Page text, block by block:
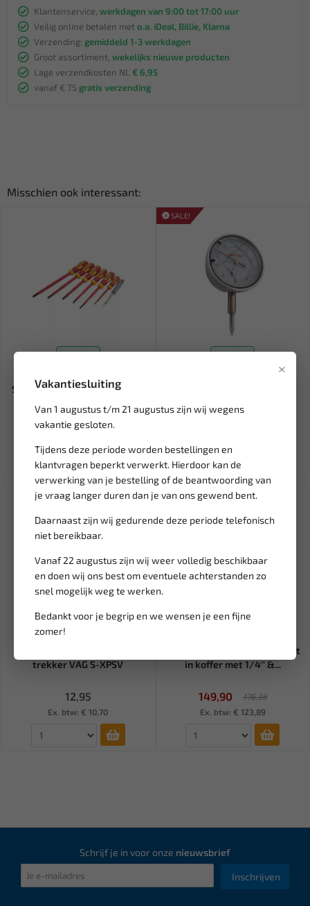
×
Vakantiesluiting
Van 1 augustus t/m 21 augustus zijn wij wegens
vakantie gesloten.
Tijdens deze periode worden bestellingen en
klantvragen beperkt verwerkt. Hierdoor kan de
verwerking van je bestelling of de beantwoording van
je vraag langer duren dan je van ons gewend bent.
Daarnaast zijn wij gedurende deze periode telefonisch
niet bereikbaar.
Vanaf 22 augustus zijn wij weer volledig beschikbaar
en doen wij ons best om eventuele achterstanden zo
snel mogelijk weg te werken.
Bedankt voor je begrip en we wensen je een fijne
zomer!
Klantenservice, werkdagen van 9:00 tot 17:00 uur
Veilig online betalen met o.a. iDeal, Billie, Klarna
Verzending: gemiddeld 1-3 werkdagen
Groot assortiment, wekelijks nieuwe producten
Lage verzendkosten NL € 6,95
vanaf € 75 gratis verzending
Misschien ook interessant:
Leverbaar
Schroevendraaierset VDE 7-...
18,09
SALE!
Leverbaar
WEBER TOOLS Meetklokje
Leverbaar
trekker VAG S-XPSV
12,95
Ex. btw: € 10,70
FORCE Combinatie doppen set
in koffer met 1/4'' &...
149,90
176,36
Ex. btw: € 123,89
Schrijf je in voor onze nieuwsbrief
Inschrijven